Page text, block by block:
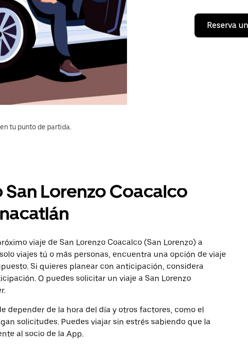
Reserva
tu punto de partida.
Lorenzo Coacalco
viaje de San Lorenzo Coacalco (San Lorenzo) a
viajes tú o más personas, encuentra una opción de viaje
Si quieres planear con anticipación, considera
O puedes solicitar un viaje a San Lorenzo
depender de la hora del día y otros factores, como el
solicitudes. Puedes viajar sin estrés sabiendo que la
al socio de la App.